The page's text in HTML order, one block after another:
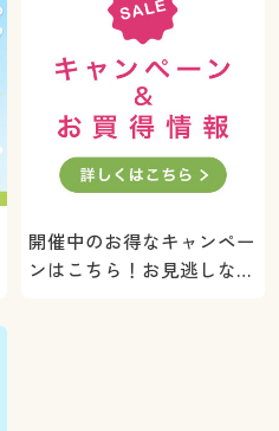
開催中のお得なキャンペー
ンはこちら！お見逃しな